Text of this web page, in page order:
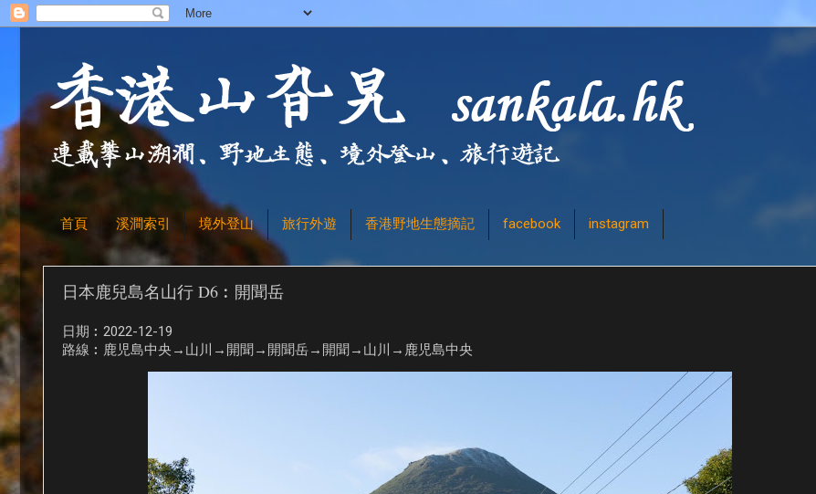
首頁 溪澗索引 境外登山 旅行外遊 香港野地生態摘記 facebook instagram
日本鹿兒島名山行 D6︰開聞岳
日期︰2022-12-19
路線︰鹿児島中央→山川→開聞→開聞岳→開聞→山川→鹿児島中央